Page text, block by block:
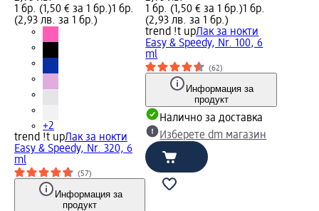
1 бр. (1,50 € за 1 бр.)1 бр.
(2,93 лв. за 1 бр.)
+2
trend !t upЛак за нокти
Easy & Speedy, Nr. 320, 6
ml
(57)
Информация за
продукт
1 бр. (1,50 € за 1 бр.)1 бр.
(2,93 лв. за 1 бр.)
trend !t upЛак за нокти
Easy & Speedy, Nr. 100, 6
ml
(62)
Информация за
продукт
Налично за доставка
Изберете dm магазин